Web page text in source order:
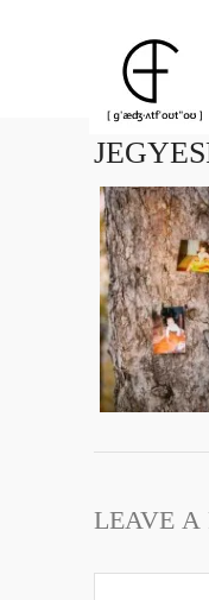
LEAVE A